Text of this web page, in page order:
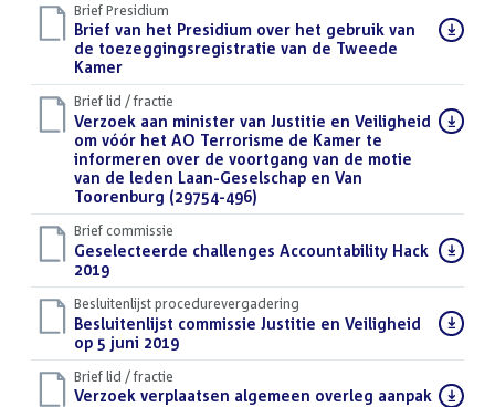
Brief Presidium
Download
bestand:
Brief van het Presidium over het gebruik van
de toezeggingsregistratie van de Tweede
Kamer(PDF)
Brief lid / fractie
Download
bestand:
Verzoek aan minister van Justitie en Veiligheid
om vóór het AO Terrorisme de Kamer te
informeren over de voortgang van de motie
van de leden Laan-Geselschap en Van
Toorenburg (29754-496)
Brief commissie
Download
bestand:
Geselecteerde challenges Accountability Hack
2019(DOCX)
Besluitenlijst procedurevergadering
Download
bestand:
Besluitenlijst commissie Justitie en Veiligheid
op 5 juni 2019(PDF)
Brief lid / fractie
Download
Verzoek verplaatsen algemeen overleg aanpak